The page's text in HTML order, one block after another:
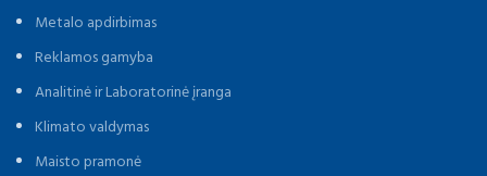
Metalo apdirbimas
Reklamos gamyba
Analitinė ir Laboratorinė įranga
Klimato valdymas
Maisto pramonė